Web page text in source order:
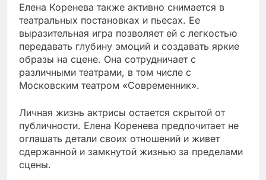
Елена Коренева также активно снимается в
театральных постановках и пьесах. Ее
выразительная игра позволяет ей с легкостью
передавать глубину эмоций и создавать яркие
образы на сцене. Она сотрудничает с
различными театрами, в том числе с
Московским театром «Современник».
Личная жизнь актрисы остается скрытой от
публичности. Елена Коренева предпочитает не
оглашать детали своих отношений и живет
сдержанной и замкнутой жизнью за пределами
сцены.